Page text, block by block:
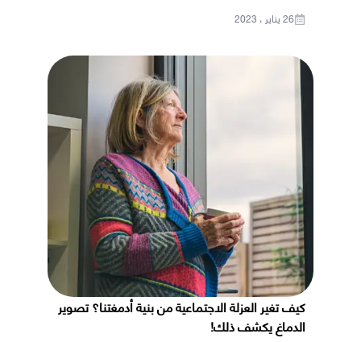
26 يناير ، 2023
كيف تغير العزلة الاجتماعية من بنية أدمغتنا؟ تصوير
الدماغ يكشف ذلك!